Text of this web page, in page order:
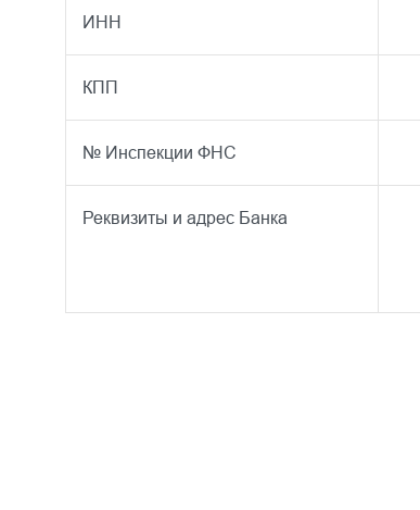
ИНН
КПП
№ Инспекции ФНС
Реквизиты и адрес Банка